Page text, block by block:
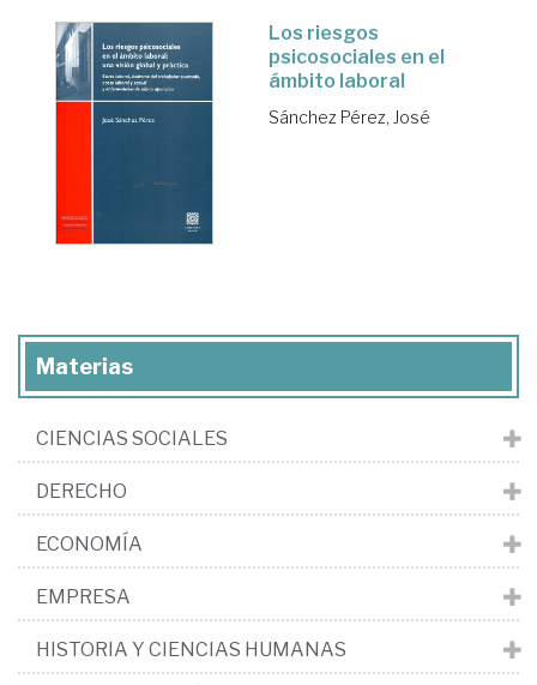
Los riesgos
psicosociales en el
ámbito laboral
Sánchez Pérez, José
Materias
CIENCIAS SOCIALES
DERECHO
ECONOMÍA
EMPRESA
HISTORIA Y CIENCIAS HUMANAS